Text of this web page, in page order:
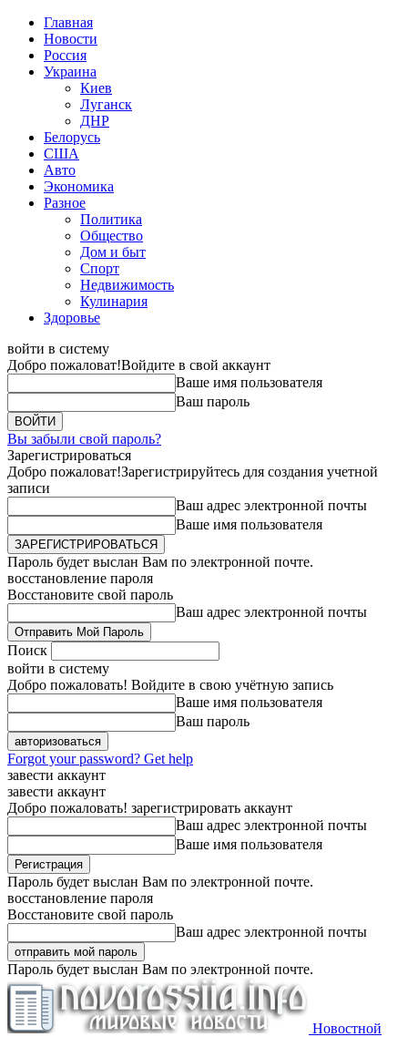
Главная
Новости
Россия
Украина
Киев
Луганск
ДНР
Белорусь
США
Авто
Экономика
Разное
Политика
Общество
Дом и быт
Спорт
Недвижимость
Кулинария
Здоровье
войти в систему
Добро пожаловат!Войдите в свой аккаунт
Ваше имя пользователя
Ваш пароль
Вы забыли свой пароль?
Зарегистрироваться
Добро пожаловат!Зарегистрируйтесь для создания учетной
записи
Ваш адрес электронной почты
Ваше имя пользователя
Пароль будет выслан Вам по электронной почте.
восстановление пароля
Восстановите свой пароль
Ваш адрес электронной почты
Поиск
войти в систему
Добро пожаловать! Войдите в свою учётную запись
Ваше имя пользователя
Ваш пароль
Forgot your password? Get help
завести аккаунт
завести аккаунт
Добро пожаловать! зарегистрировать аккаунт
Ваш адрес электронной почты
Ваше имя пользователя
Пароль будет выслан Вам по электронной почте.
восстановление пароля
Восстановите свой пароль
Ваш адрес электронной почты
Пароль будет выслан Вам по электронной почте.
Новостной